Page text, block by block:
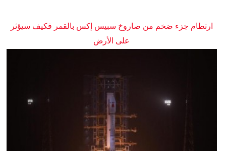
ارتطام جزء ضخم من صاروخ سبيس إكس بالقمر فكيف سيؤثر
على الأرض